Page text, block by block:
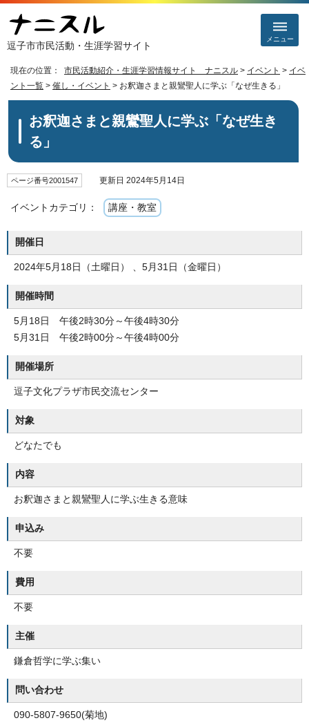
逗子市市民活動・生涯学習サイト
メニュー
現在の位置： 市民活動紹介・生涯学習情報サイト ナニスル > イベント > イベ
ント一覧 > 催し・イベント > お釈迦さまと親鸞聖人に学ぶ「なぜ生きる」
お釈迦さまと親鸞聖人に学ぶ「なぜ生き
る」
ページ番号2001547 更新日 2024年5月14日
イベントカテゴリ： 講座・教室
開催日
2024年5月18日（土曜日） 、5月31日（金曜日）
開催時間
5月18日 午後2時30分～午後4時30分
5月31日 午後2時00分～午後4時00分
開催場所
逗子文化プラザ市民交流センター
対象
どなたでも
内容
お釈迦さまと親鸞聖人に学ぶ生きる意味
申込み
不要
費用
不要
主催
鎌倉哲学に学ぶ集い
問い合わせ
090-5807-9650(菊地)